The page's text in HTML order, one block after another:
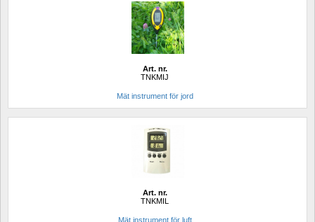
Art. nr.
TNKMIJ
Mät instrument för jord
Art. nr.
TNKMIL
Mät instrument för luft